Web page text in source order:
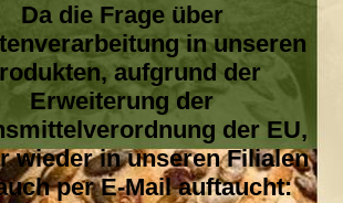
Da die Frage über
in unseren
aufgrund der
Erweiterung der
der EU,
wieder in unseren Filialen
per E-Mail auftaucht: